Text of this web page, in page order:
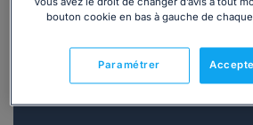
(8h
bouton cookie en bas à gauche de
Paramétrer